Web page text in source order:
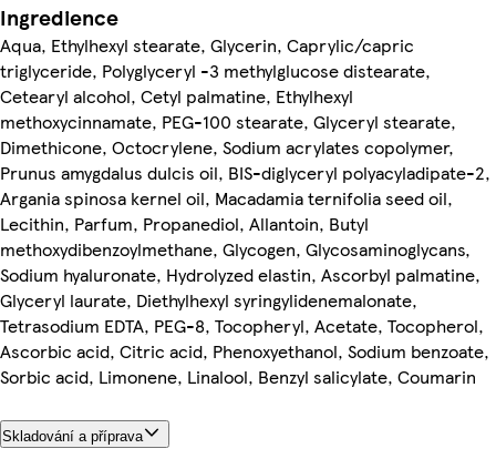
Ingredience
Aqua, Ethylhexyl stearate, Glycerin, Caprylic/capric
triglyceride, Polyglyceryl -3 methylglucose distearate,
Cetearyl alcohol, Cetyl palmatine, Ethylhexyl
methoxycinnamate, PEG-100 stearate, Glyceryl stearate,
Dimethicone, Octocrylene, Sodium acrylates copolymer,
Prunus amygdalus dulcis oil, BIS-diglyceryl polyacyladipate-2,
Argania spinosa kernel oil, Macadamia ternifolia seed oil,
Lecithin, Parfum, Propanediol, Allantoin, Butyl
methoxydibenzoylmethane, Glycogen, Glycosaminoglycans,
Sodium hyaluronate, Hydrolyzed elastin, Ascorbyl palmatine,
Glyceryl laurate, Diethylhexyl syringylidenemalonate,
Tetrasodium EDTA, PEG-8, Tocopheryl, Acetate, Tocopherol,
Ascorbic acid, Citric acid, Phenoxyethanol, Sodium benzoate,
Sorbic acid, Limonene, Linalool, Benzyl salicylate, Coumarin
Skladování a příprava